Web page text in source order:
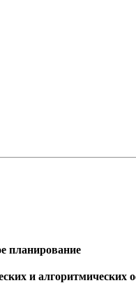
планирование
и алгоритмических